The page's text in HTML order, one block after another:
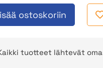
ostoskoriin
tuotteet lähtevät